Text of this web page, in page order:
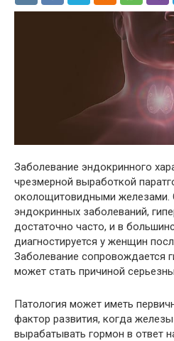
Заболевание эндокринного
чрезмерной выработкой
околощитовидными железами.
эндокринных заболеваний,
достаточно часто, и в
диагностируется у женщин
Заболевание сопровождается
может стать причиной
Патология может иметь
фактор развития, когда
вырабатывать гормон в ответ